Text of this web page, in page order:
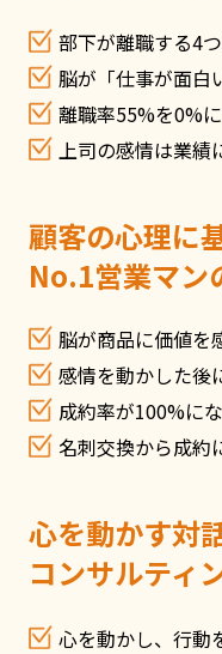
部下が離職する4
脳が「仕事が面白
離職率55%を0%
上司の感情は業績
顧客の心理に
No.1営業マン
脳が商品に価値を
感情を動かした後
成約率が100%に
名刺交換から成約
心を動かす対
コンサルティ
心を動かし、行動